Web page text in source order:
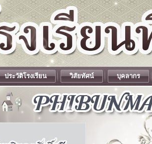
ประวัติโรงเรียน วิสัยทัศน์ บุคลากร